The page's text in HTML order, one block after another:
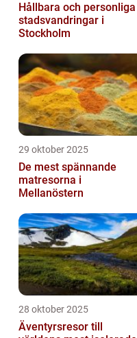
Hållbara och personliga
stadsvandringar i
Stockholm
29 oktober 2025
De mest spännande
matresorna i
Mellanöstern
28 oktober 2025
Äventyrsresor till